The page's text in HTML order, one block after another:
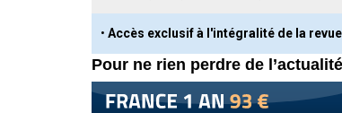
• Accès exclusif à l'intégralité de la
Pour ne rien perdre de